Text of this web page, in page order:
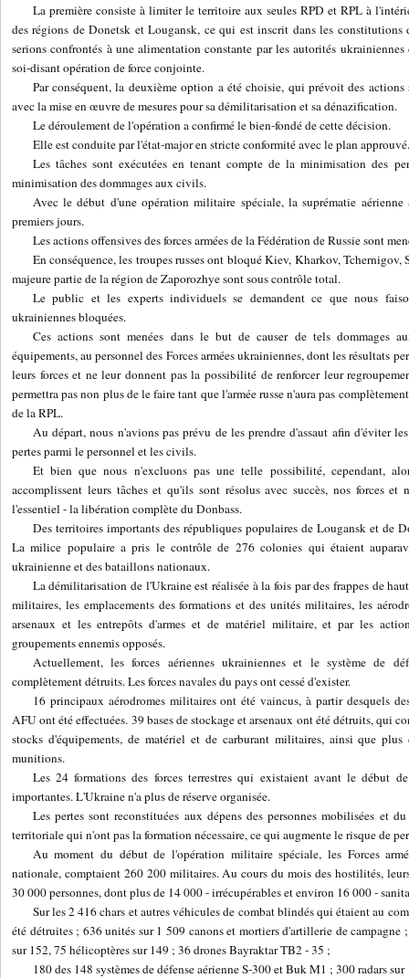
La première consiste à limiter le territoire aux seules RPD et RPL à
des régions de Donetsk et Lougansk, ce qui est inscrit dans les constitutions
serions confrontés à une alimentation constante par les autorités
soi-disant opération de force conjointe.
Par conséquent, la deuxième option a été choisie, qui prévoit des
avec la mise en œuvre de mesures pour sa démilitarisation et sa dénazification.
Le déroulement de l'opération a confirmé le bien-fondé de cette décision.
Elle est conduite par l'état-major en stricte conformité avec le plan approuvé.
Les tâches sont exécutées en tenant compte de la minimisation des
minimisation des dommages aux civils.
Avec le début d'une opération militaire spéciale, la suprématie aérienne
premiers jours.
Les actions offensives des forces armées de la Fédération de Russie sont
En conséquence, les troupes russes ont bloqué Kiev, Kharkov,
majeure partie de la région de Zaporozhye sont sous contrôle total.
Le public et les experts individuels se demandent ce que nous
ukrainiennes bloquées.
Ces actions sont menées dans le but de causer de tels dommages
équipements, au personnel des Forces armées ukrainiennes, dont les résultats
leurs forces et ne leur donnent pas la possibilité de renforcer leur
permettra pas non plus de le faire tant que l'armée russe n'aura pas
de la RPL.
Au départ, nous n'avions pas prévu de les prendre d'assaut afin d'éviter
pertes parmi le personnel et les civils.
Et bien que nous n'excluons pas une telle possibilité, cependant,
accomplissent leurs tâches et qu'ils sont résolus avec succès, nos forces et
l'essentiel - la libération complète du Donbass.
Des territoires importants des républiques populaires de Lougansk et de
La milice populaire a pris le contrôle de 276 colonies qui étaient
ukrainienne et des bataillons nationaux.
La démilitarisation de l'Ukraine est réalisée à la fois par des frappes de
militaires, les emplacements des formations et des unités militaires, les
arsenaux et les entrepôts d'armes et de matériel militaire, et par les
groupements ennemis opposés.
Actuellement, les forces aériennes ukrainiennes et le système de
complètement détruits. Les forces navales du pays ont cessé d'exister.
16 principaux aérodromes militaires ont été vaincus, à partir desquels
AFU ont été effectuées. 39 bases de stockage et arsenaux ont été détruits, qui
stocks d'équipements, de matériel et de carburant militaires, ainsi que
munitions.
Les 24 formations des forces terrestres qui existaient avant le début
importantes. L'Ukraine n'a plus de réserve organisée.
Les pertes sont reconstituées aux dépens des personnes mobilisées et
territoriale qui n'ont pas la formation nécessaire, ce qui augmente le risque de
Au moment du début de l'opération militaire spéciale, les Forces
nationale, comptaient 260 200 militaires. Au cours du mois des hostilités,
30 000 personnes, dont plus de 14 000 - irrécupérables et environ 16 000 -
Sur les 2 416 chars et autres véhicules de combat blindés qui étaient au
été détruites ; 636 unités sur 1 509 canons et mortiers d'artillerie de
sur 152, 75 hélicoptères sur 149 ; 36 drones Bayraktar TB2 - 35 ;
180 des 148 systèmes de défense aérienne S-300 et Buk M1 ; 300 radars sur